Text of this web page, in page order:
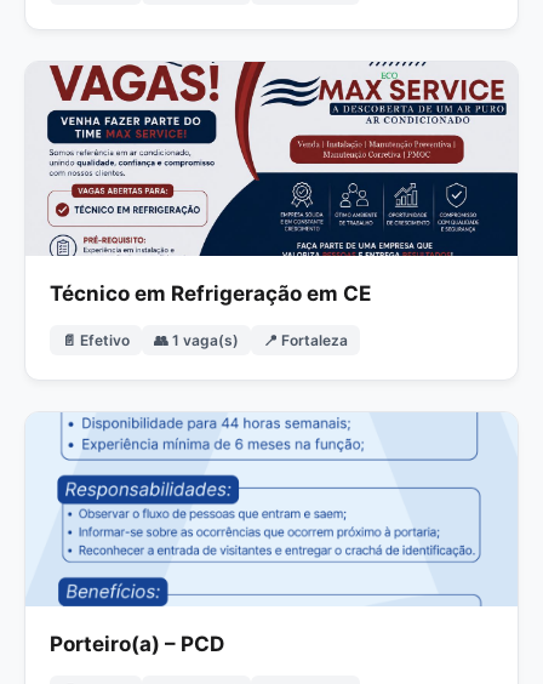
Técnico em Refrigeração em CE
📄 Efetivo 👥 1 vaga(s) 📍 Fortaleza
Porteiro(a) – PCD